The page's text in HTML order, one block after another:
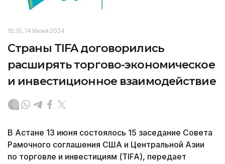
15:35, 14 Июня 2024
Страны TIFA договорились
расширять торгово-экономическое
и инвестиционное взаимодействие
В Астане 13 июня состоялось 15 заседание Совета
Рамочного соглашения США и Центральной Азии
по торговле и инвестициям (TIFA), передает